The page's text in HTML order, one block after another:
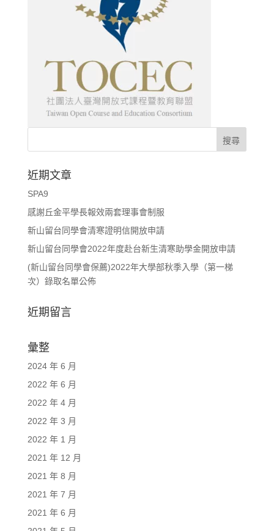
近期文章
SPA9
感謝丘金平學長報效兩套理事會制服
新山留台同學會清寒證明信開放申請
新山留台同學會2022年度赴台新生清寒助學金開放申請
(新山留台同學會保薦)2022年大學部秋季入學（第一梯
次）錄取名單公佈
近期留言
彙整
2024 年 6 月
2022 年 6 月
2022 年 4 月
2022 年 3 月
2022 年 1 月
2021 年 12 月
2021 年 8 月
2021 年 7 月
2021 年 6 月